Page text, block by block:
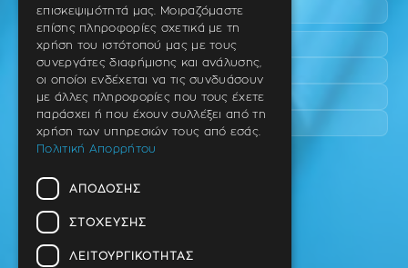
Επανομή
Περαία
Καλαμαριά
Πανόραμα
Χαριλάου
Ταβάκη – Θ. Λίτσα 10 (γωνία),
Θέρμη – Θεσσαλονίκη
T.K 57001
επισκεψιμότητά μας. Μοιραζόμαστε
επίσης πληροφορίες σχετικά με τη
χρήση του ιστότοπού μας με τους
συνεργάτες διαφήμισης και ανάλυσης,
οι οποίοι ενδέχεται να τις συνδυάσουν
με άλλες πληροφορίες που τους έχετε
παράσχει ή που έχουν συλλέξει από τη
χρήση των υπηρεσιών τους από εσάς.
Πολιτική Απορρήτου
ΑΠΌΔΟΣΗΣ
ΣΤΌΧΕΥΣΗΣ
ΛΕΙΤΟΥΡΓΙΚΌΤΗΤΑΣ